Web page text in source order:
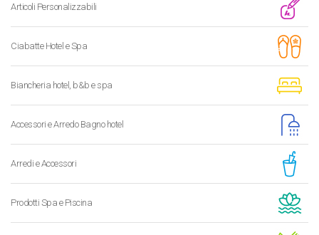
Articoli Personalizzabili
Ciabatte Hotel e Spa
Biancheria hotel, b&b e spa
Accessori e Arredo Bagno hotel
Arredi e Accessori
Prodotti Spa e Piscina